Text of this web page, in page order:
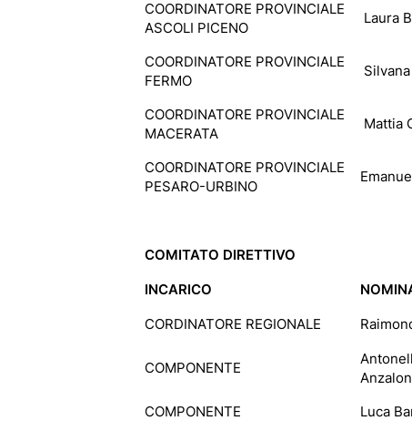
COORDINATORE PROVINCIALE
ASCOLI PICENO
Laura
COORDINATORE PROVINCIALE
FERMO
COORDINATORE PROVINCIALE
MACERATA
Mattia
COORDINATORE PROVINCIALE
PESARO-URBINO
COMITATO DIRETTIVO
INCARICO
CORDINATORE REGIONALE
COMPONENTE
COMPONENTE Luca